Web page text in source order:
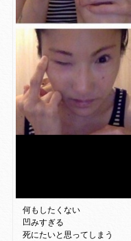
何もしたくない
凹みすぎる
死にたいと思ってしまう